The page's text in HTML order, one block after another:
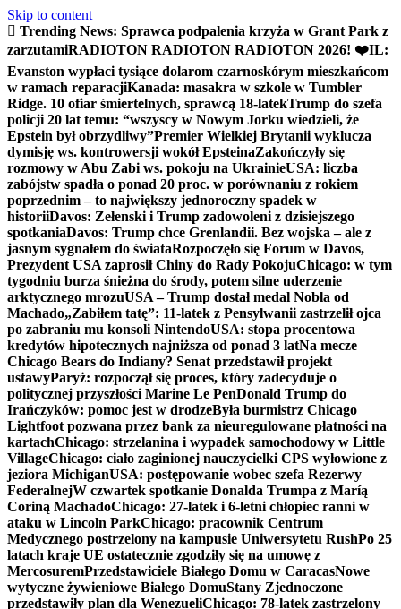
Skip to content
Trending News: Sprawca podpalenia krzyża w Grant Park z
zarzutamiRADIOTON RADIOTON RADIOTON 2026! ❤️IL:
Evanston wypłaci tysiące dolarom czarnoskórym mieszkańcom
w ramach reparacjiKanada: masakra w szkole w Tumbler
Ridge. 10 ofiar śmiertelnych, sprawcą 18-latekTrump do szefa
policji 20 lat temu: “wszyscy w Nowym Jorku wiedzieli, że
Epstein był obrzydliwy”Premier Wielkiej Brytanii wyklucza
dymisję ws. kontrowersji wokół EpsteinaZakończyły się
rozmowy w Abu Zabi ws. pokoju na UkrainieUSA: liczba
zabójstw spadła o ponad 20 proc. w porównaniu z rokiem
poprzednim – to największy jednoroczny spadek w
historiiDavos: Zełenski i Trump zadowoleni z dzisiejszego
spotkaniaDavos: Trump chce Grenlandii. Bez wojska – ale z
jasnym sygnałem do świataRozpoczęło się Forum w Davos,
Prezydent USA zaprosił Chiny do Rady PokojuChicago: w tym
tygodniu burza śnieżna do środy, potem silne uderzenie
arktycznego mrozuUSA – Trump dostał medal Nobla od
Machado„Zabiłem tatę”: 11-latek z Pensylwanii zastrzelił ojca
po zabraniu mu konsoli NintendoUSA: stopa procentowa
kredytów hipotecznych najniższa od ponad 3 latNa mecze
Chicago Bears do Indiany? Senat przedstawił projekt
ustawyParyż: rozpoczął się proces, który zadecyduje o
politycznej przyszłości Marine Le PenDonald Trump do
Irańczyków: pomoc jest w drodzeByła burmistrz Chicago
Lightfoot pozwana przez bank za nieuregulowane płatności na
kartachChicago: strzelanina i wypadek samochodowy w Little
VillageChicago: ciało zaginionej nauczycielki CPS wyłowione z
jeziora MichiganUSA: postępowanie wobec szefa Rezerwy
FederalnejW czwartek spotkanie Donalda Trumpa z Maríą
Coriną MachadoChicago: 27-latek i 6-letni chłopiec ranni w
ataku w Lincoln ParkChicago: pracownik Centrum
Medycznego postrzelony na kampusie Uniwersytetu RushPo 25
latach kraje UE ostatecznie zgodziły się na umowę z
MercosuremPrzedstawiciele Białego Domu w CaracasNowe
wytyczne żywieniowe Białego DomuStany Zjednoczone
przedstawiły plan dla WenezueliChicago: 78-latek zastrzelony